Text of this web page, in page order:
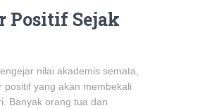
Positif Sejak
nilai akademis semata,
yang akan membekali
Banyak orang tua dan